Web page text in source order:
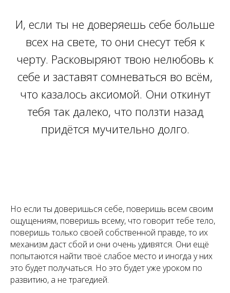
И, если ты не доверяешь себе больше
всех на свете, то они снесут тебя к
черту. Расковыряют твою нелюбовь к
себе и заставят сомневаться во всём,
что казалось аксиомой. Они откинут
тебя так далеко, что ползти назад
придётся мучительно долго.
Но если ты доверишься себе, поверишь всем своим
ощущениям, поверишь всему, что говорит тебе тело,
поверишь только своей собственной правде, то их
механизм даст сбой и они очень удивятся. Они ещё
попытаются найти твоё слабое место и иногда у них
это будет получаться. Но это будет уже уроком по
развитию, а не трагедией.